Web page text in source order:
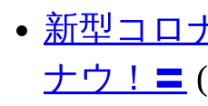
新型コロ
ナウ！〓